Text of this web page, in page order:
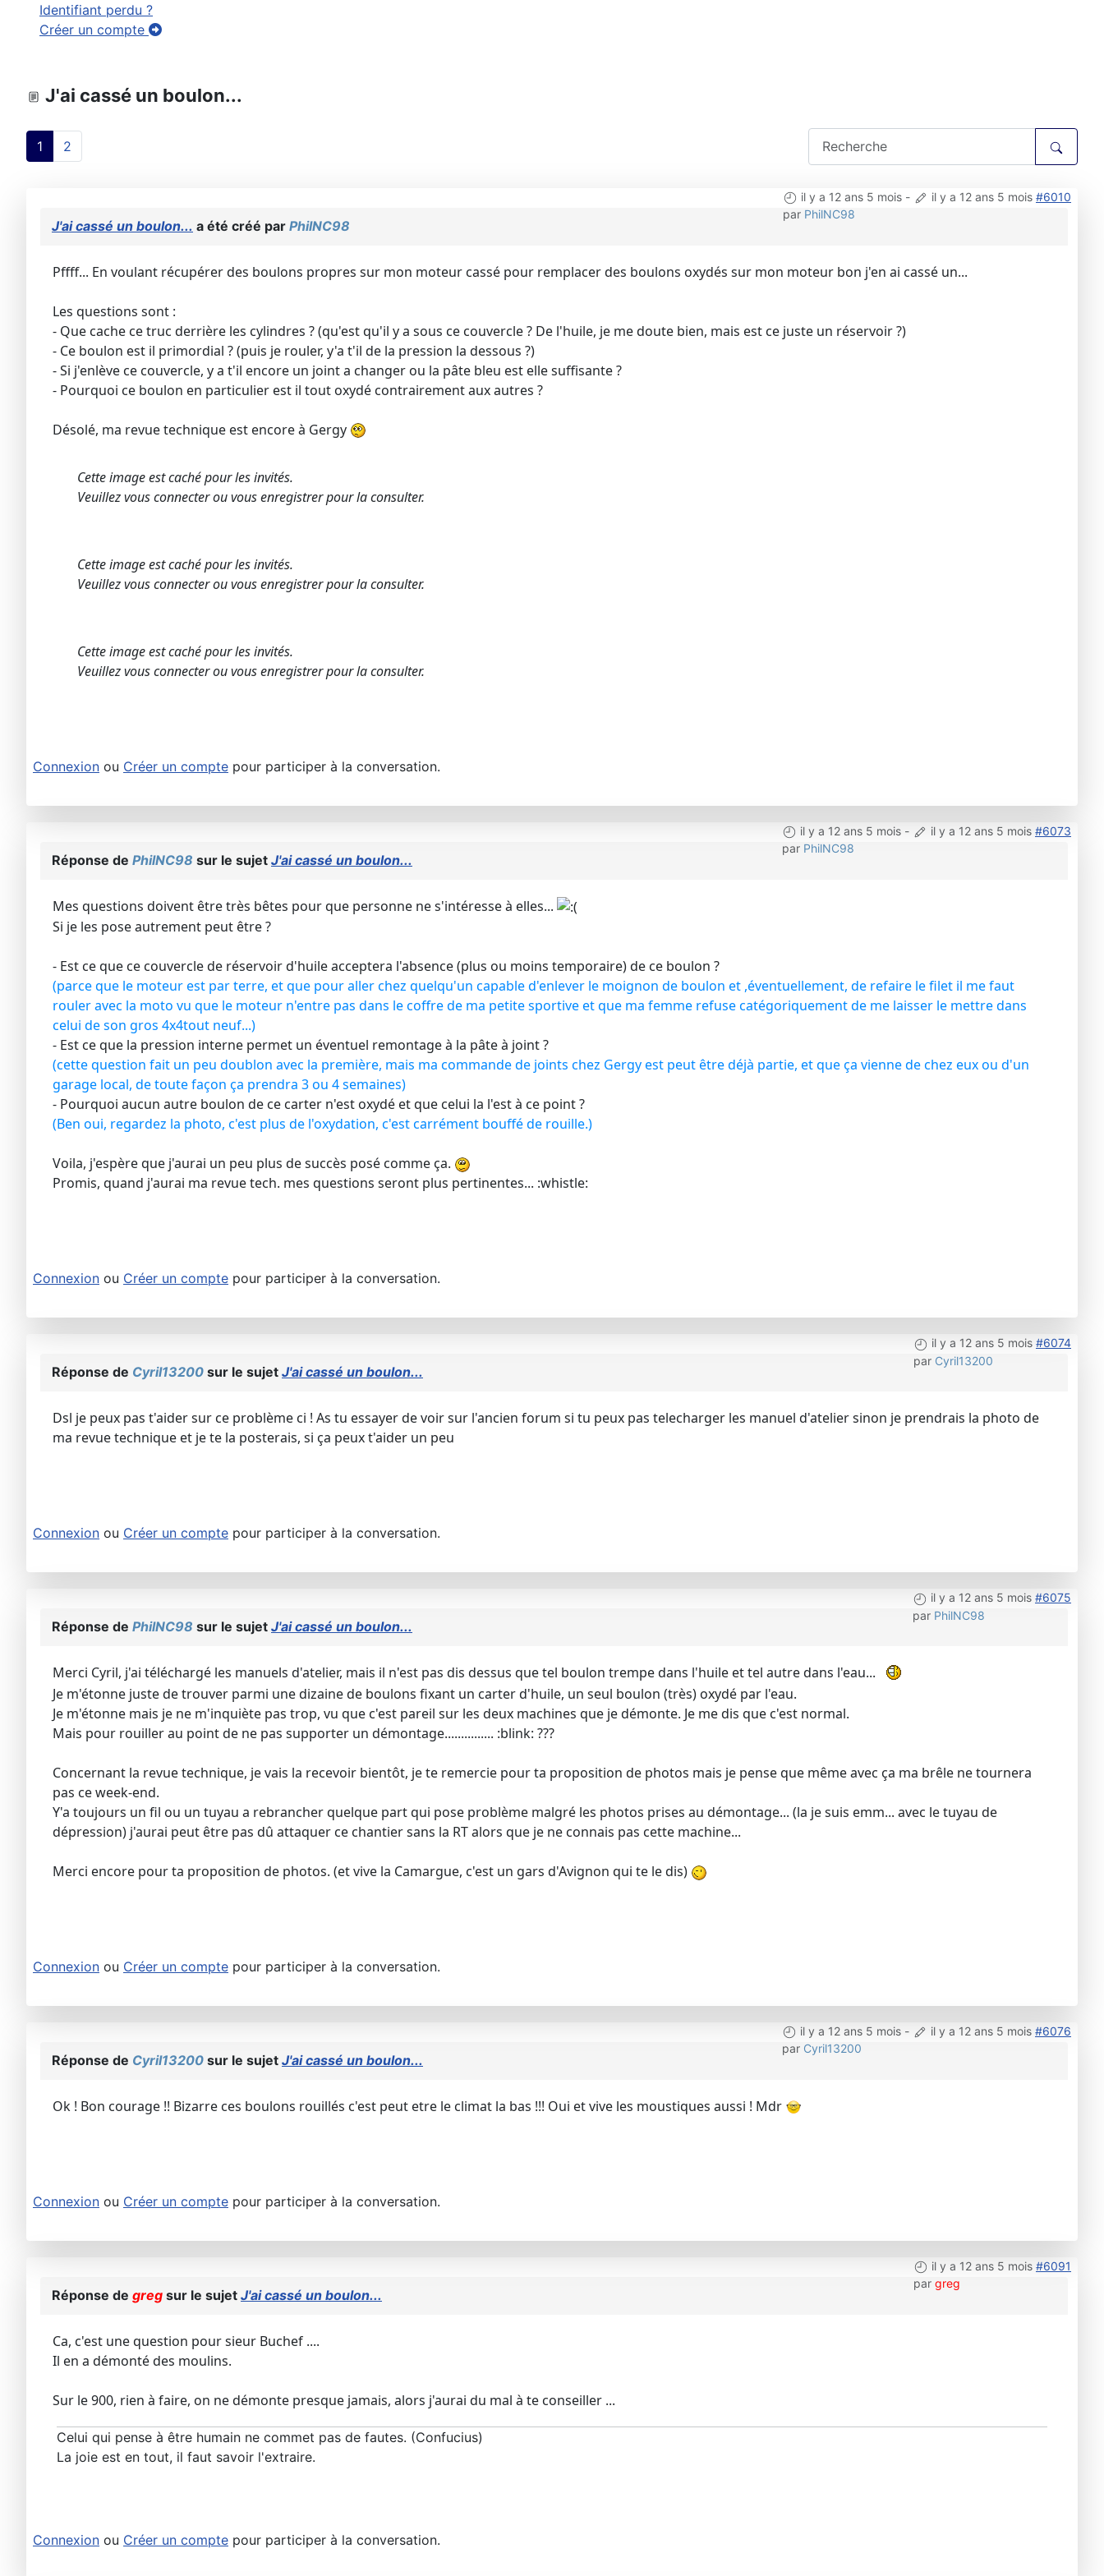
Identifiant perdu ?
Créer un compte
J'ai cassé un boulon...
1 2
il y a 12 ans 5 mois - il y a 12 ans 5 mois #6010
par PhilNC98
J'ai cassé un boulon... a été créé par PhilNC98
Pffff... En voulant récupérer des boulons propres sur mon moteur cassé pour remplacer des boulons oxydés sur mon moteur bon j'en ai cassé un...
Les questions sont :
- Que cache ce truc derrière les cylindres ? (qu'est qu'il y a sous ce couvercle ? De l'huile, je me doute bien, mais est ce juste un réservoir ?)
- Ce boulon est il primordial ? (puis je rouler, y'a t'il de la pression la dessous ?)
- Si j'enlève ce couvercle, y a t'il encore un joint a changer ou la pâte bleu est elle suffisante ?
- Pourquoi ce boulon en particulier est il tout oxydé contrairement aux autres ?
Désolé, ma revue technique est encore à Gergy
Cette image est caché pour les invités.
Veuillez vous connecter ou vous enregistrer pour la consulter.
Cette image est caché pour les invités.
Veuillez vous connecter ou vous enregistrer pour la consulter.
Cette image est caché pour les invités.
Veuillez vous connecter ou vous enregistrer pour la consulter.
Connexion ou Créer un compte pour participer à la conversation.
il y a 12 ans 5 mois - il y a 12 ans 5 mois #6073
par PhilNC98
Réponse de PhilNC98 sur le sujet J'ai cassé un boulon...
Mes questions doivent être très bêtes pour que personne ne s'intéresse à elles...
Si je les pose autrement peut être ?
- Est ce que ce couvercle de réservoir d'huile acceptera l'absence (plus ou moins temporaire) de ce boulon ?
(parce que le moteur est par terre, et que pour aller chez quelqu'un capable d'enlever le moignon de boulon et ,éventuellement, de refaire le filet il me faut
rouler avec la moto vu que le moteur n'entre pas dans le coffre de ma petite sportive et que ma femme refuse catégoriquement de me laisser le mettre dans
celui de son gros 4x4tout neuf...)
- Est ce que la pression interne permet un éventuel remontage à la pâte à joint ?
(cette question fait un peu doublon avec la première, mais ma commande de joints chez Gergy est peut être déjà partie, et que ça vienne de chez eux ou d'un
garage local, de toute façon ça prendra 3 ou 4 semaines)
- Pourquoi aucun autre boulon de ce carter n'est oxydé et que celui la l'est à ce point ?
(Ben oui, regardez la photo, c'est plus de l'oxydation, c'est carrément bouffé de rouille.)
Voila, j'espère que j'aurai un peu plus de succès posé comme ça.
Promis, quand j'aurai ma revue tech. mes questions seront plus pertinentes... :whistle:
Connexion ou Créer un compte pour participer à la conversation.
il y a 12 ans 5 mois #6074
par Cyril13200
Réponse de Cyril13200 sur le sujet J'ai cassé un boulon...
Dsl je peux pas t'aider sur ce problème ci ! As tu essayer de voir sur l'ancien forum si tu peux pas telecharger les manuel d'atelier sinon je prendrais la photo de
ma revue technique et je te la posterais, si ça peux t'aider un peu
Connexion ou Créer un compte pour participer à la conversation.
il y a 12 ans 5 mois #6075
par PhilNC98
Réponse de PhilNC98 sur le sujet J'ai cassé un boulon...
Merci Cyril, j'ai téléchargé les manuels d'atelier, mais il n'est pas dis dessus que tel boulon trempe dans l'huile et tel autre dans l'eau...
Je m'étonne juste de trouver parmi une dizaine de boulons fixant un carter d'huile, un seul boulon (très) oxydé par l'eau.
Je m'étonne mais je ne m'inquiète pas trop, vu que c'est pareil sur les deux machines que je démonte. Je me dis que c'est normal.
Mais pour rouiller au point de ne pas supporter un démontage............... :blink: ???
Concernant la revue technique, je vais la recevoir bientôt, je te remercie pour ta proposition de photos mais je pense que même avec ça ma brêle ne tournera
pas ce week-end.
Y'a toujours un fil ou un tuyau a rebrancher quelque part qui pose problème malgré les photos prises au démontage... (la je suis emm... avec le tuyau de
dépression) j'aurai peut être pas dû attaquer ce chantier sans la RT alors que je ne connais pas cette machine...
Merci encore pour ta proposition de photos. (et vive la Camargue, c'est un gars d'Avignon qui te le dis)
Connexion ou Créer un compte pour participer à la conversation.
il y a 12 ans 5 mois - il y a 12 ans 5 mois #6076
par Cyril13200
Réponse de Cyril13200 sur le sujet J'ai cassé un boulon...
Ok ! Bon courage !! Bizarre ces boulons rouillés c'est peut etre le climat la bas !!! Oui et vive les moustiques aussi ! Mdr
Connexion ou Créer un compte pour participer à la conversation.
il y a 12 ans 5 mois #6091
par greg
Réponse de greg sur le sujet J'ai cassé un boulon...
Ca, c'est une question pour sieur Buchef ....
Il en a démonté des moulins.
Sur le 900, rien à faire, on ne démonte presque jamais, alors j'aurai du mal à te conseiller ...
Celui qui pense à être humain ne commet pas de fautes. (Confucius)
La joie est en tout, il faut savoir l'extraire.
Connexion ou Créer un compte pour participer à la conversation.